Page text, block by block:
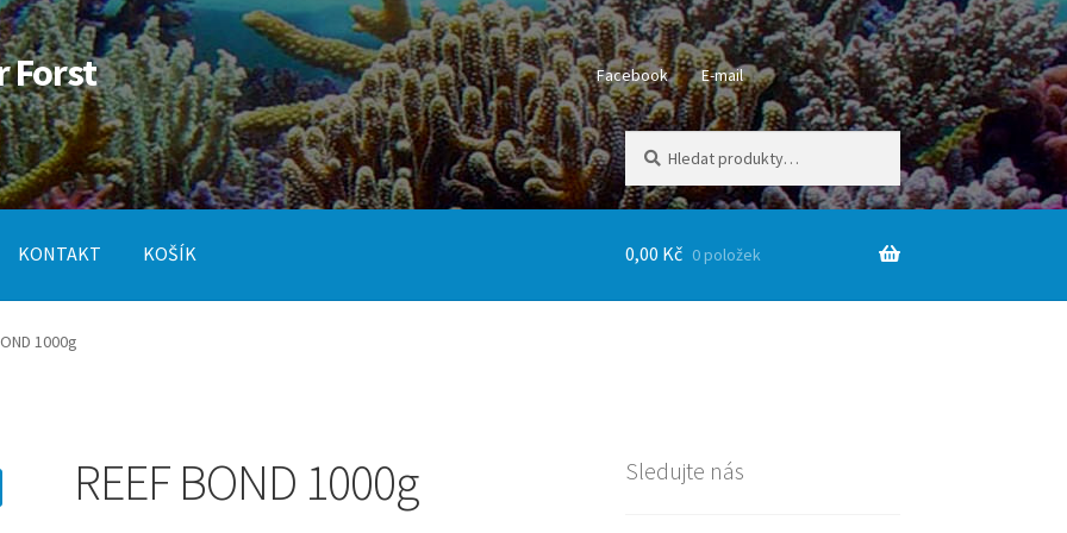
Forst Facebook E-mail
Hledat:
Hledat
KONTAKT KOŠÍK
Pokladna
0,00 Kč 0 položek
1000g
REEF BOND 1000g Sledujte nás